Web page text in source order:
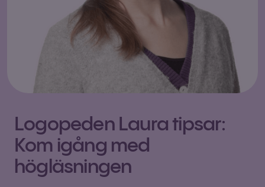
Logopeden Laura tipsar:
Kom igång med
högläsningen